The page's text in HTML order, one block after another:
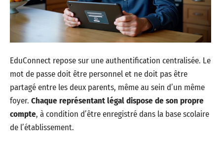
EduConnect repose sur une authentification centralisée. Le
mot de passe doit être personnel et ne doit pas être
partagé entre les deux parents, même au sein d’un même
foyer. Chaque représentant légal dispose de son propre
compte, à condition d’être enregistré dans la base scolaire
de l’établissement.